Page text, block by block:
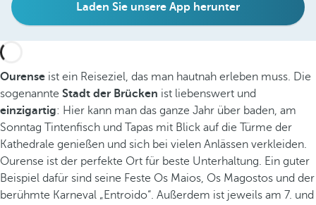
Laden Sie unsere App herunter
Ourense ist ein Reiseziel, das man hautnah erleben muss. Die
sogenannte Stadt der Brücken ist liebenswert und
einzigartig: Hier kann man das ganze Jahr über baden, am
Sonntag Tintenfisch und Tapas mit Blick auf die Türme der
Kathedrale genießen und sich bei vielen Anlässen verkleiden.
Ourense ist der perfekte Ort für beste Unterhaltung. Ein guter
Beispiel dafür sind seine Feste Os Maios, Os Magostos und der
berühmte Karneval „Entroido“. Außerdem ist jeweils am 7. und